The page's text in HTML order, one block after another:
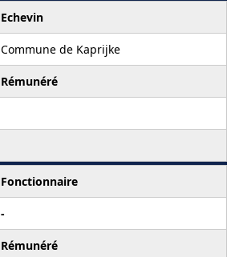
Echevin
Commune de Kaprijke
Rémunéré
Fonctionnaire
-
Rémunéré